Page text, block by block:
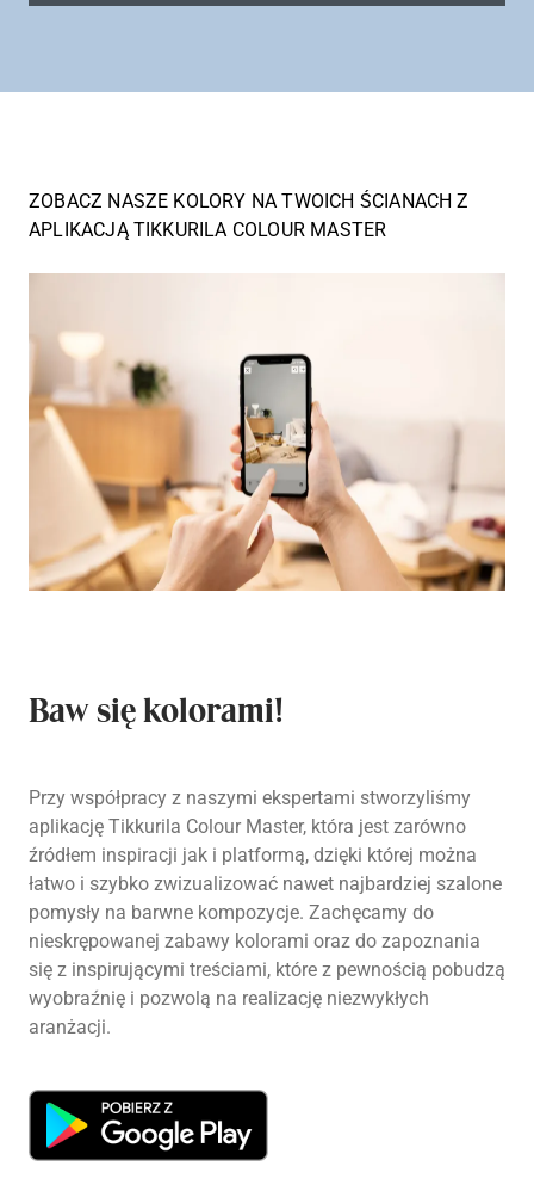
ZOBACZ NASZE KOLORY NA TWOICH ŚCIANACH Z
APLIKACJĄ TIKKURILA COLOUR MASTER
Baw się kolorami!
Przy współpracy z naszymi ekspertami stworzyliśmy
aplikację Tikkurila Colour Master, która jest zarówno
źródłem inspiracji jak i platformą, dzięki której można
łatwo i szybko zwizualizować nawet najbardziej szalone
pomysły na barwne kompozycje. Zachęcamy do
nieskrępowanej zabawy kolorami oraz do zapoznania
się z inspirującymi treściami, które z pewnością pobudzą
wyobraźnię i pozwolą na realizację niezwykłych
aranżacji.